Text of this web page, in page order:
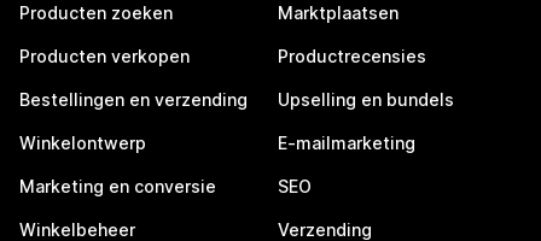
Producten zoeken
Producten verkopen
Bestellingen en verzending
Winkelontwerp
Marketing en conversie
Winkelbeheer
Marktplaatsen
Productrecensies
Upselling en bundels
E-mailmarketing
SEO
Verzending